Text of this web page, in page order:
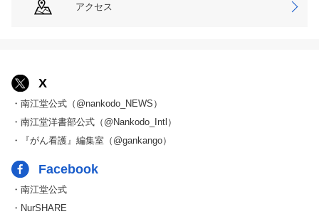
アクセス
X
・南江堂公式（@nankodo_NEWS）
・南江堂洋書部公式（@Nankodo_Intl）
・『がん看護』編集室（@gankango）
Facebook
・南江堂公式
・NurSHARE